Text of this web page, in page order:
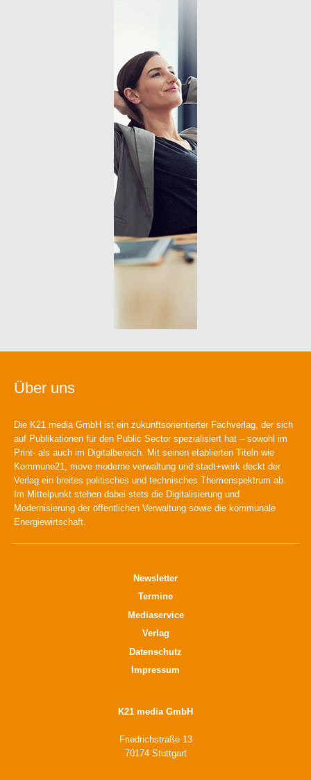
Über uns
Die K21 media GmbH ist ein zukunftsorientierter Fachverlag, der sich
auf Publikationen für den Public Sector spezialisiert hat – sowohl im
Print- als auch im Digitalbereich. Mit seinen etablierten Titeln wie
Kommune21, move moderne verwaltung und stadt+werk deckt der
Verlag ein breites politisches und technisches Themenspektrum ab.
Im Mittelpunkt stehen dabei stets die Digitalisierung und
Modernisierung der öffentlichen Verwaltung sowie die kommunale
Energiewirtschaft.
Newsletter
Termine
Mediaservice
Verlag
Datenschutz
Impressum
K21 media GmbH
Friedrichstraße 13
70174 Stuttgart